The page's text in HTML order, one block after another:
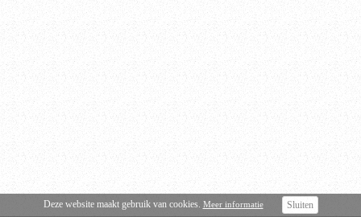
Deze website maakt gebruik van cookies. Meer informatie Sluiten